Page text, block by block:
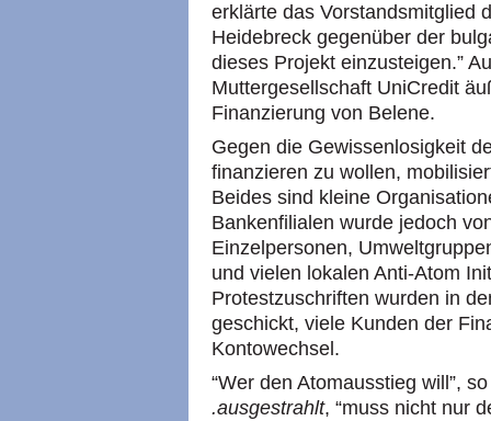
erklärte das Vorstandsmitglied
Heidebreck gegenüber der
dieses Projekt einzusteigen.”
Muttergesellschaft UniCredit
Finanzierung von Belene.
Gegen die Gewissenlosigkeit
finanzieren zu wollen,
Beides sind kleine
Bankenfilialen wurde jedoch
Einzelpersonen,
und vielen lokalen Anti-Atom
Protestzuschriften wurden in
geschickt, viele Kunden der
Kontowechsel.
“Wer den Atomausstieg will”,
.ausgestrahlt, “muss nicht nur